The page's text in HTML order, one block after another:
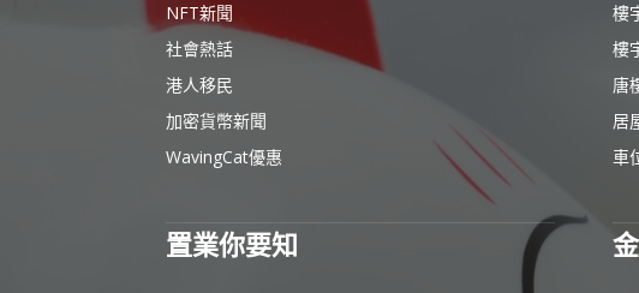
NFT新聞
社會熱話
港人移民
加密貨幣新聞
WavingCat優惠
置業你要知
樓
樓
唐
居
車